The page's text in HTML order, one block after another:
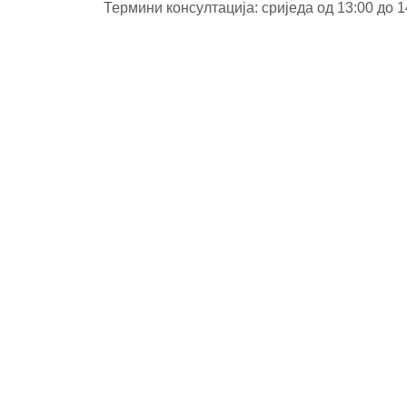
Термини консултација: сриједа од 13:00 до